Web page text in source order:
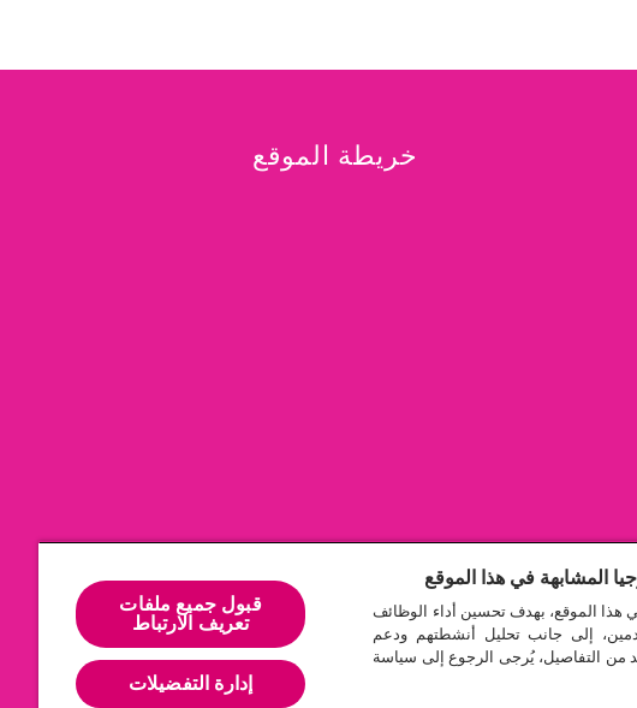
خريطة الموقع
المشابهة في هذا الموقع
هذا الموقع، بهدف تحسين أداء الوظائف
إلى جانب تحليل أنشطتهم ودعم
من التفاصيل، يُرجى الرجوع إلى سياسة
قبول جميع ملفات
تعريف الارتباط
إدارة التفضيلات